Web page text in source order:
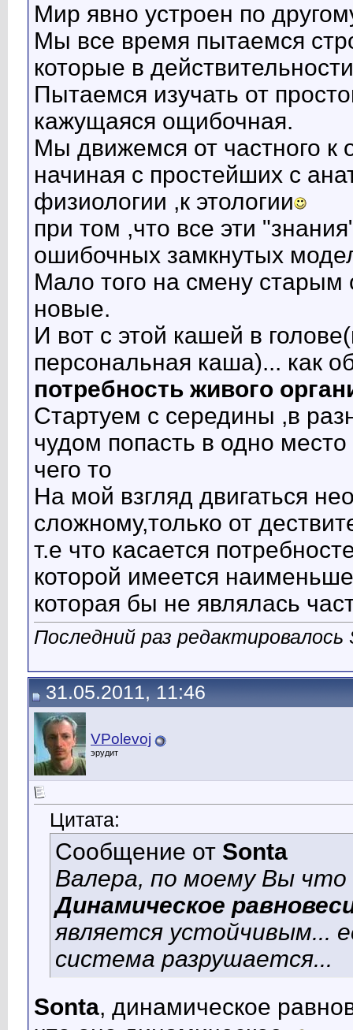
Мир явно устроен по
Мы все время пытаемся
которые в
Пытаемся изучать от
кажущаяся ощибочная.
Мы движемся от частного
начиная с простейших с
физиологии ,к этологии
при том ,что все эти
ошибочных замкнутых
Мало того на смену
новые.
И вот с этой кашей в
персональная каша)... как
потребность живого
Стартуем с середины ,в
чудом попасть в одно
чего то
На мой взгляд двигаться
сложному,только от
т.е что касается
которой имеется
которая бы не являлась
Последний раз
31.05.2011, 11:46
VPolevoj
эрудит
Цитата:
Сообщение от Sonta
Валера, по моему Вы
Динамическое
является устойчивым...
система разрушается...
Sonta, динамическое